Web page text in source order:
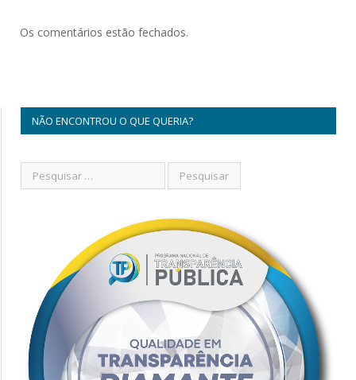
Os comentários estão fechados.
NÃO ENCONTROU O QUE QUERIA?